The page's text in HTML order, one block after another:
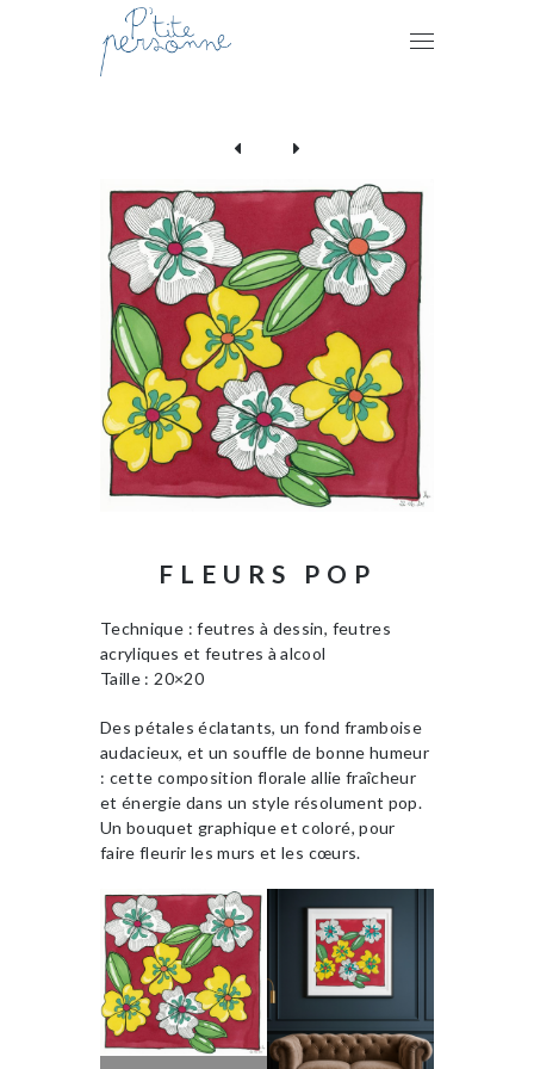
FLEURS POP
Technique : feutres à dessin, feutres
acryliques et feutres à alcool
Taille : 20×20
Des pétales éclatants, un fond framboise
audacieux, et un souffle de bonne humeur
: cette composition florale allie fraîcheur
et énergie dans un style résolument pop.
Un bouquet graphique et coloré, pour
faire fleurir les murs et les cœurs.